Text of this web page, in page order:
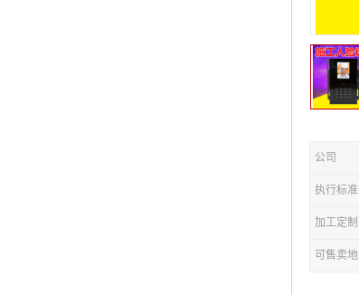
公司
执行标准
加工定制
可售卖地